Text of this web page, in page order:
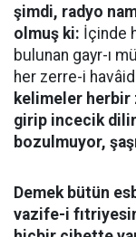
şimdi, radyo
olmuş ki: İçinde
bulunan gayr-ı
her zerre-i
kelimeler herbir
girip incecik
bozulmuyor,
Demek bütün
vazife-i